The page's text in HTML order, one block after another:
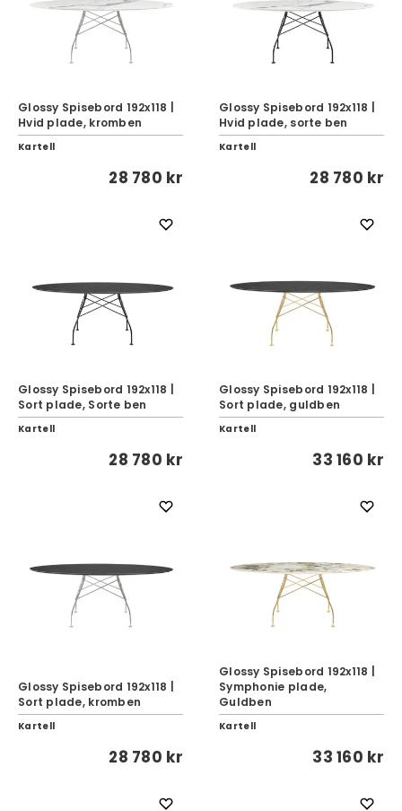
Glossy Spisebord 192x118 |
Hvid plade, kromben
Kartell
28 780 kr
Glossy Spisebord 192x118 |
Hvid plade, sorte ben
Kartell
28 780 kr
Glossy Spisebord 192x118 |
Sort plade, Sorte ben
Kartell
28 780 kr
Glossy Spisebord 192x118 |
Sort plade, guldben
Kartell
33 160 kr
Glossy Spisebord 192x118 |
Sort plade, kromben
Kartell
28 780 kr
Glossy Spisebord 192x118 |
Symphonie plade,
Guldben
Kartell
33 160 kr